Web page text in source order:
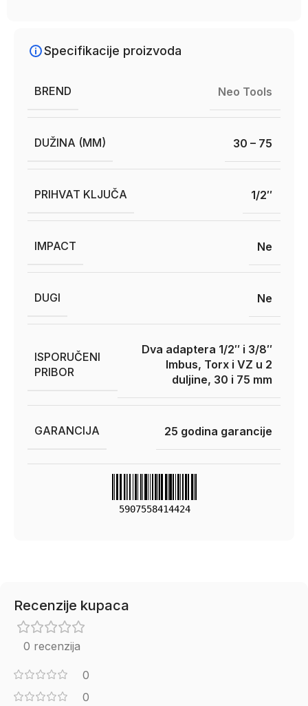
Specifikacije proizvoda
BREND Neo Tools
DUŽINA (MM) 30 – 75
PRIHVAT KLJUČA 1/2″
IMPACT Ne
DUGI Ne
ISPORUČENI
PRIBOR
Dva adaptera 1/2″ i 3/8″
Imbus, Torx i VZ u 2
duljine, 30 i 75 mm
GARANCIJA 25 godina garancije
5907558414424
Recenzije kupaca
0 recenzija
0
0